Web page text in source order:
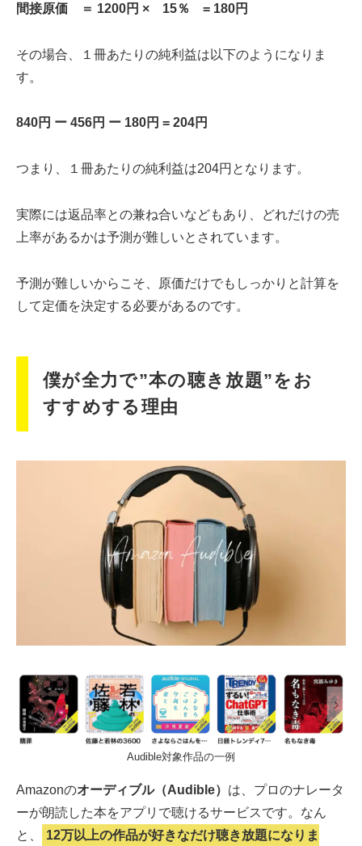
間接原価 ＝ 1200円 × 15％ = 180円
その場合、１冊あたりの純利益は以下のようになりま
す。
840円 ー 456円 ー 180円 = 204円
つまり、１冊あたりの純利益は204円となります。
実際には返品率との兼ね合いなどもあり、どれだけの売
上率があるかは予測が難しいとされています。
予測が難しいからこそ、原価だけでもしっかりと計算を
して定価を決定する必要があるのです。
僕が全力で”本の聴き放題”をお
すすめする理由
Audible対象作品の一例
Amazonのオーディブル（Audible） は、プロのナレータ
ーが朗読した本をアプリで聴けるサービスです。なん
と、
12万以上の作品が好きなだけ聴き放題になりま